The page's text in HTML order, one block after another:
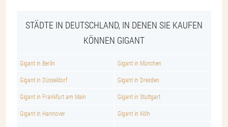
STÄDTE IN DEUTSCHLAND, IN DENEN SIE KAUFEN
KÖNNEN GIGANT
Gigant in Berlin Gigant in München
Gigant in Düsseldorf Gigant in Dresden
Gigant in Frankfurt am Main Gigant in Stuttgart
Gigant in Hannover Gigant in Köln